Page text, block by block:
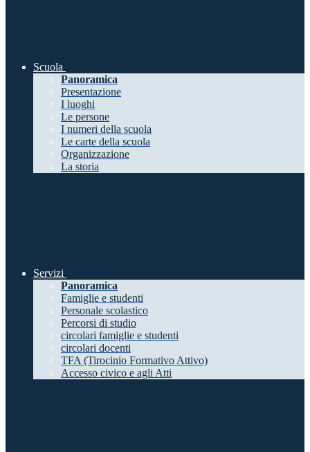
Scuola
Panoramica
Presentazione
I luoghi
Le persone
I numeri della scuola
Le carte della scuola
Organizzazione
La storia
Servizi
Panoramica
Famiglie e studenti
Personale scolastico
Percorsi di studio
circolari famiglie e studenti
circolari docenti
TFA (Tirocinio Formativo Attivo)
Accesso civico e agli Atti